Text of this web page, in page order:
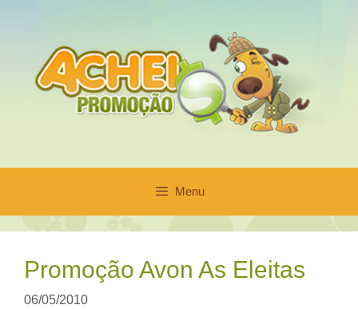
conteúdo
Menu
Promoção Avon As Eleitas
06/05/2010